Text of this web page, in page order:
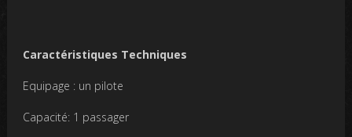
Caractéristiques Techniques
Equipage : un pilote
Capacité: 1 passager